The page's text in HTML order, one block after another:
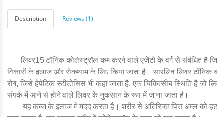
Description Reviews (1)
लिवर15 टॉनिक कोलेस्ट्रॉल कम करने वाले एजेंटों के वर्ग से संबंधित है
विकारों के इलाज और रोकथाम के लिए किया जाता है। सारलिव लिवर
रोग, जिसे हेपेटिक स्टीटोसिस भी कहा जाता है, एक चिकित्सीय स्थिति है जो
संपर्क में आने से होने वाले लिवर के नुकसान के रूप में जाना जाता है।
यह कब्ज के इलाज में मदद करता है। शरीर से अतिरिक्त पित्त अम्ल को